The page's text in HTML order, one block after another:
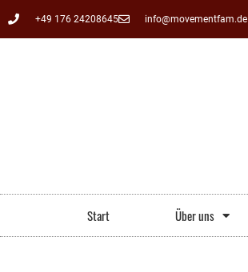
+49 176 24208645 info@movementfam.de
Start Über uns